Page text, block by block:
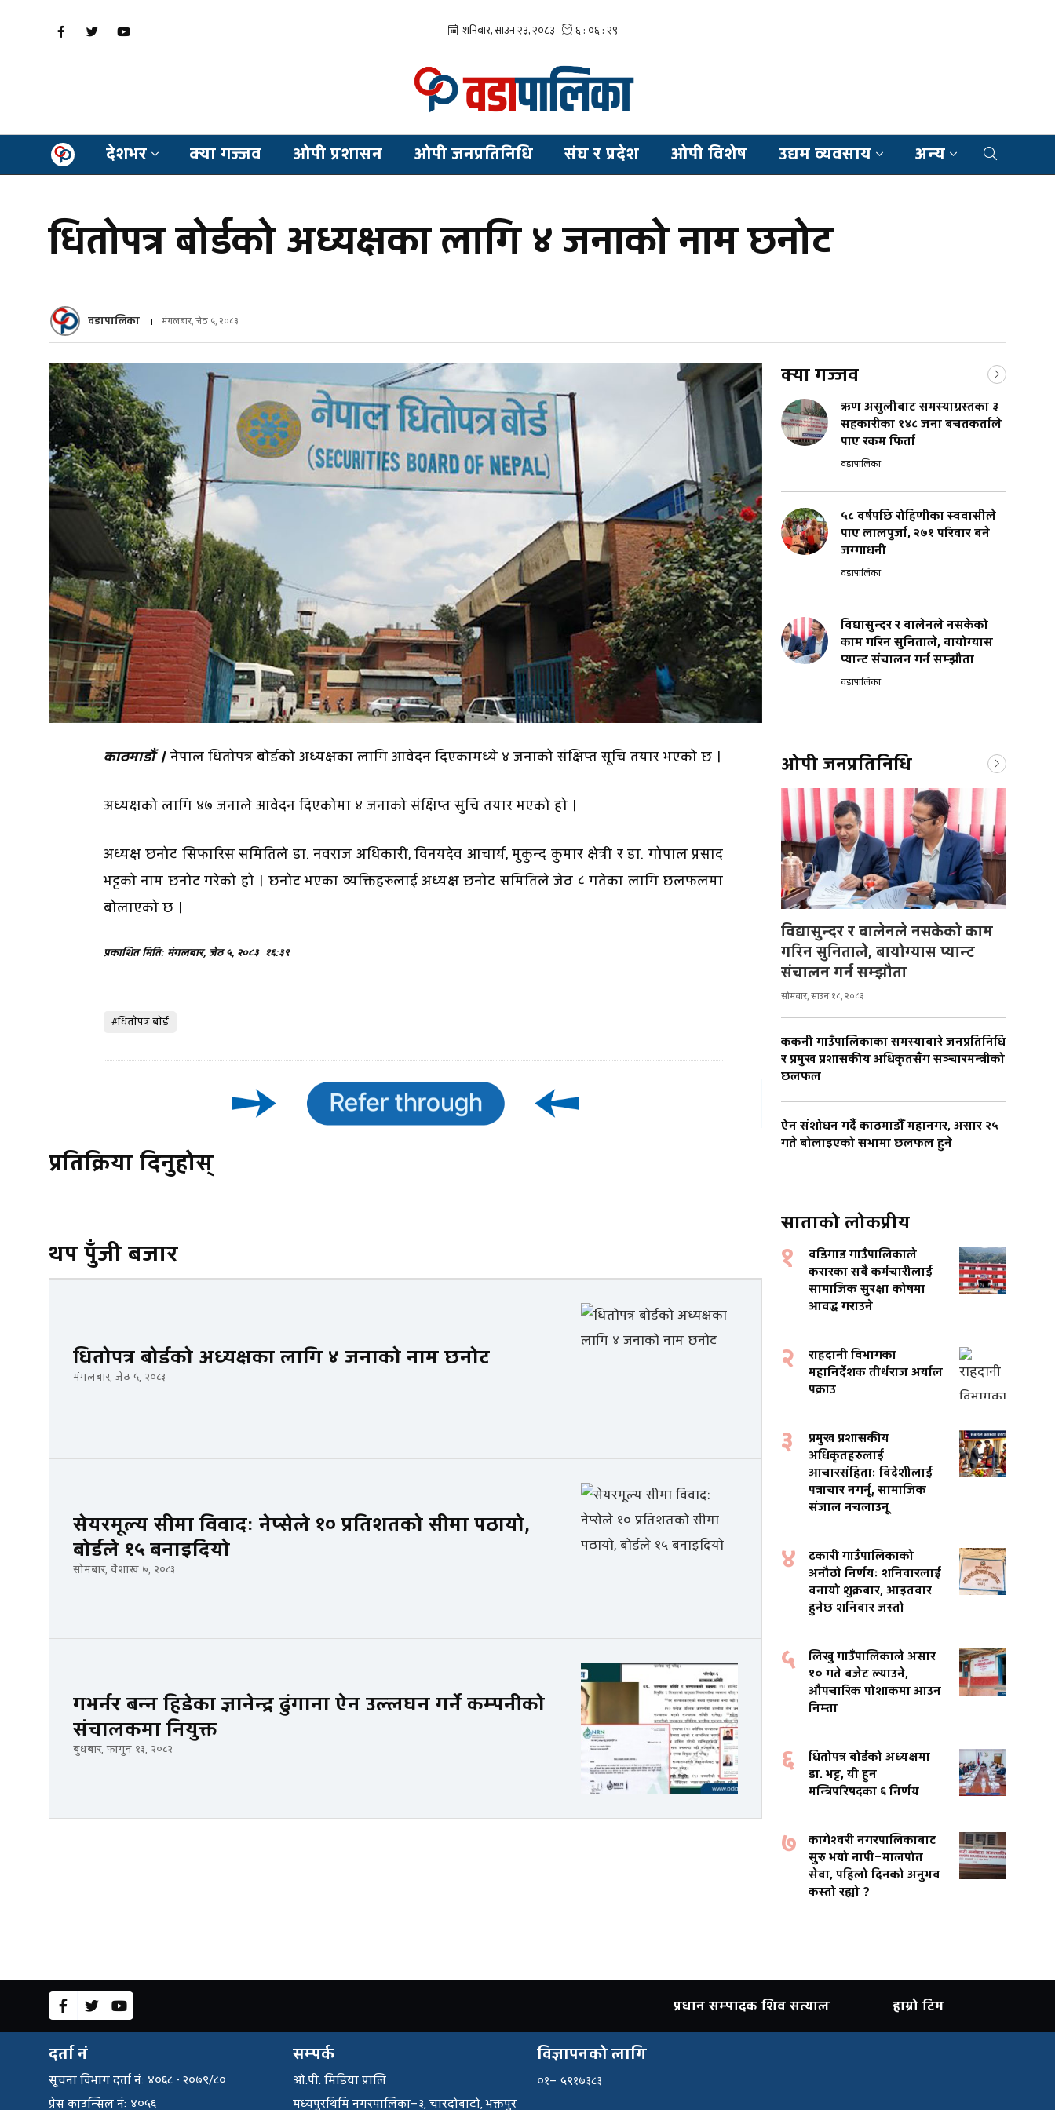
देशभर क्या गज्जव ओपी प्रशासन ओपी जनप्रतिनिधि संघ र प्रदेश ओपी विशेष उद्यम व्यवसाय अन्य
धितोपत्र बोर्डको अध्यक्षका लागि ४ जनाको नाम छनोट
वडापालिका मंगलबार, जेठ ५, २०८३
काठमाडौं । नेपाल धितोपत्र बोर्डको अध्यक्षका लागि आवेदन दिएकामध्ये ४ जनाको संक्षिप्त सूचि तयार भएको छ ।
अध्यक्षको लागि ४७ जनाले आवेदन दिएकोमा ४ जनाको संक्षिप्त सुचि तयार भएको हो ।
अध्यक्ष छनोट सिफारिस समितिले डा. नवराज अधिकारी, विनयदेव आचार्य, मुकुन्द कुमार क्षेत्री र डा. गोपाल प्रसाद
भट्टको नाम छनोट गरेको हो । छनोट भएका व्यक्तिहरुलाई अध्यक्ष छनोट समितिले जेठ ८ गतेका लागि छलफलमा
बोलाएको छ ।
प्रकाशित मिति: मंगलबार, जेठ ५, २०८३ १६:३९
#धिताेपत्र बाेर्ड
प्रतिक्रिया दिनुहोस्
थप पुँजी बजार
धितोपत्र बोर्डको अध्यक्षका लागि ४ जनाको नाम छनोट
मंगलबार, जेठ ५, २०८३
सेयरमूल्य सीमा विवादः नेप्सेले १० प्रतिशतको सीमा पठायो,
बोर्डले १५ बनाइदियो
सोमबार, वैशाख ७, २०८३
गभर्नर बन्न हिडेका ज्ञानेन्द्र ढुंगाना ऐन उल्लघन गर्ने कम्पनीको
संचालकमा नियुक्त
बुधबार, फागुन १३, २०८२
क्या गज्जव
ऋण असुलीबाट समस्याग्रस्तका ३
सहकारीका १४८ जना बचतकर्ताले
पाए रकम फिर्ता
वडापालिका
५८ वर्षपछि रोहिणीका स्ववासीले
पाए लालपुर्जा, २७१ परिवार बने
जग्गाधनी
वडापालिका
विद्यासुन्दर र बालेनले नसकेको
काम गरिन सुनिताले, बायोग्यास
प्यान्ट संचालन गर्न सम्झौता
वडापालिका
ओपी जनप्रतिनिधि
विद्यासुन्दर र बालेनले नसकेको काम
गरिन सुनिताले, बायोग्यास प्यान्ट
संचालन गर्न सम्झौता
सोमबार, साउन १८, २०८३
ककनी गाउँपालिकाका समस्याबारे जनप्रतिनिधि
र प्रमुख प्रशासकीय अधिकृतसँग सञ्चारमन्त्रीको
छलफल
ऐन संशोधन गर्दै काठमाडौँ महानगर, असार २५
गते बोलाइएको सभामा छलफल हुने
साताको लोकप्रीय
१
बडिगाड गाउँपालिकाले
करारका सबै कर्मचारीलाई
सामाजिक सुरक्षा कोषमा
आवद्ध गराउने
२
राहदानी विभागका
महानिर्देशक तीर्थराज अर्याल
पक्राउ
३
प्रमुख प्रशासकीय
अधिकृतहरुलाई
आचारसंहिताः विदेशीलाई
पत्राचार नगर्नू, सामाजिक
संजाल नचलाउनू
४
ढकारी गाउँपालिकाको
अनौठो निर्णयः शनिवारलाई
बनायो शुक्रबार, आइतबार
हुनेछ शनिवार जस्तो
५
लिखु गाउँपालिकाले असार
१० गते बजेट ल्याउने,
औपचारिक पोशाकमा आउन
निम्ता
६
धितोपत्र बोर्डको अध्यक्षमा
डा. भट्ट, यी हुन
मन्त्रिपरिषदका ६ निर्णय
७
कागेश्वरी नगरपालिकाबाट
सुरु भयो नापी–मालपोत
सेवा, पहिलो दिनको अनुभव
कस्तो रह्यो ?
प्रधान सम्पादक शिव सत्याल हाम्रो टिम
दर्ता नं
सूचना विभाग दर्ता नंः ४०६८ - २०७९/८०
प्रेस काउन्सिल नंः ४०५६
सम्पर्क
ओ.पी. मिडिया प्रालि
मध्यपुरथिमि नगरपालिका–३, चारदोबाटो, भक्तपुर
विज्ञापनको लागि
०१– ५९१७३८३